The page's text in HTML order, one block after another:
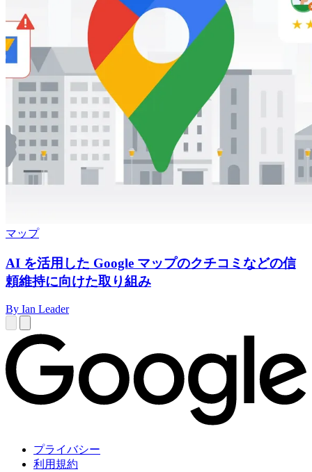
マップ
AI を活用した Google マップのクチコミなどの信
頼維持に向けた取り組み
By Ian Leader
プライバシー
利用規約